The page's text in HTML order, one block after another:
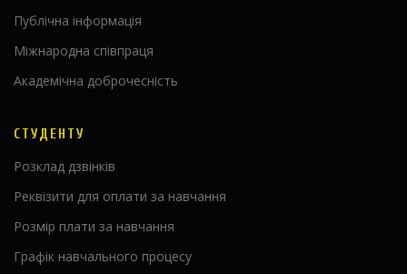
Публічна інформація
Міжнародна співпраця
Академічна доброчесність
СТУДЕНТУ
Розклад дзвінків
Реквізити для оплати за навчання
Розмір плати за навчання
Графік навчального процесу